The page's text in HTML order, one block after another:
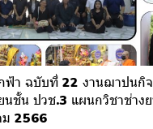
ฟ้า ฉบับที่ 22 งานฌาปนกิ
นชั้น ปวช.3 แผนกวิชาช่า
2566